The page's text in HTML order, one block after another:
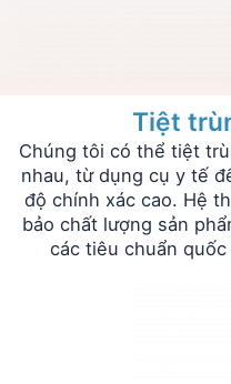
Tiệt
Chúng tôi có thể tiệt
nhau, từ dụng cụ y tế
độ chính xác cao. Hệ
bảo chất lượng sản
các tiêu chuẩn